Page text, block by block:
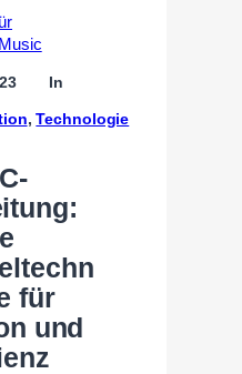
In
, Technologie
für
und